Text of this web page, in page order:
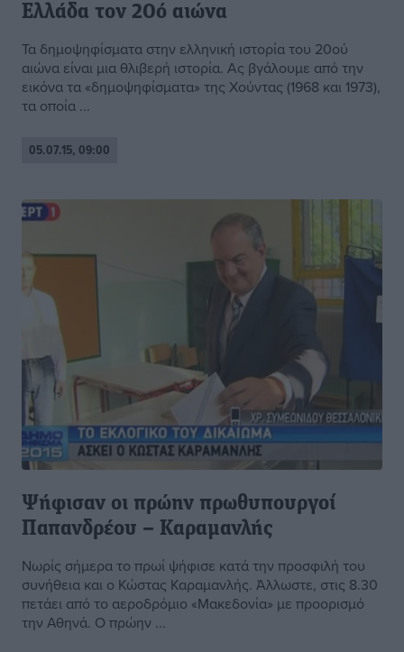
Ελλάδα τον 20ό αιώνα
Τα δημοψηφίσματα στην ελληνική ιστορία του 20ού
αιώνα είναι μια θλιβερή ιστορία. Ας βγάλουμε από την
εικόνα τα «δημοψηφίσματα» της Χούντας (1968 και 1973),
τα οποία ...
05.07.15, 09:00
Ψήφισαν οι πρώην πρωθυπουργοί
Παπανδρέου – Καραμανλής
Νωρίς σήμερα το πρωί ψήφισε κατά την προσφιλή του
συνήθεια και ο Κώστας Καραμανλής. Άλλωστε, στις 8.30
πετάει από το αεροδρόμιο «Μακεδονία» με προορισμό
την Αθηνά. Ο πρώην ...